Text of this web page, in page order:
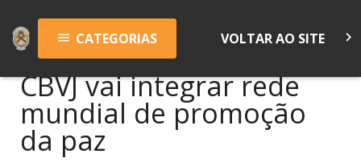
menu CATEGORIAS VOLTAR AO SITE keyboard_arrow_right
CBVJ vai integrar rede
mundial de promoção
da paz